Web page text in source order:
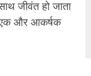
जीवंत हो जाता
एक और आकर्षक